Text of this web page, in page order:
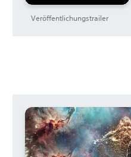
Veröffentlichungstrailer